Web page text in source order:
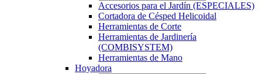
Accesorios para el Jardín (ESPECIALES)
Cortadora de Césped Helicoidal
Herramientas de Corte
Herramientas de Jardinería
(COMBISYSTEM)
Herramientas de Mano
Hoyadora